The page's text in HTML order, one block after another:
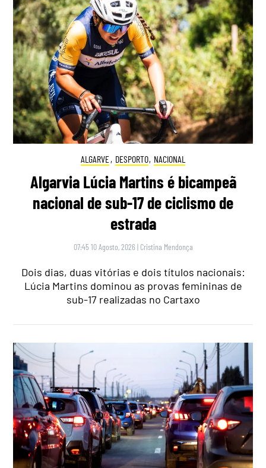
ALGARVE, DESPORTO, NACIONAL
Algarvia Lúcia Martins é bicampeã
nacional de sub-17 de ciclismo de
estrada
07:45 10 Agosto, 2026 | Cristina Mendonça
Dois dias, duas vitórias e dois títulos nacionais:
Lúcia Martins dominou as provas femininas de
sub-17 realizadas no Cartaxo